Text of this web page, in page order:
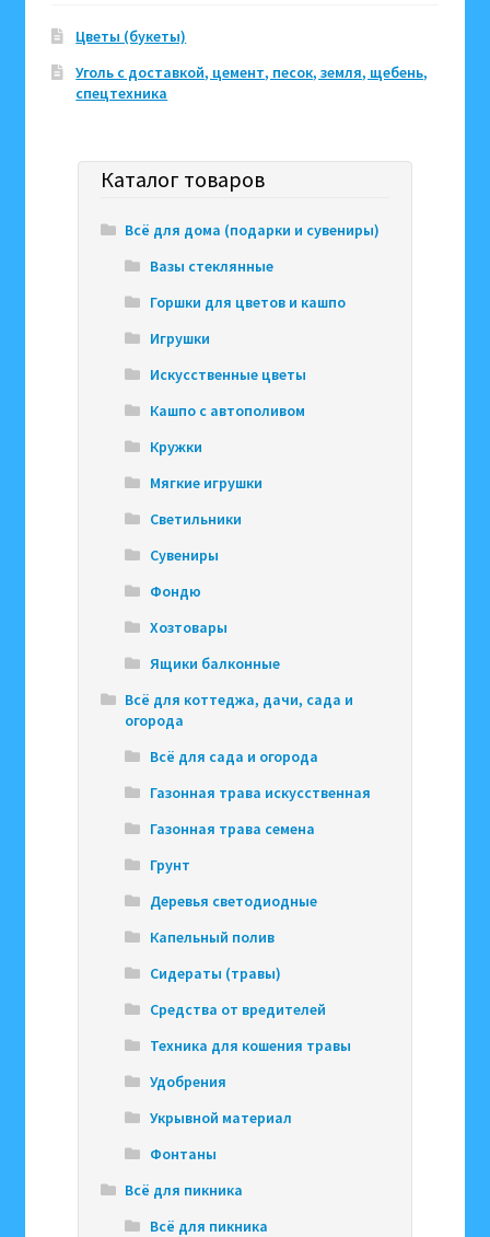
Цветы (букеты)
Уголь с доставкой, цемент, песок, земля, щебень,
спецтехника
Каталог товаров
Всё для дома (подарки и сувениры)
Вазы стеклянные
Горшки для цветов и кашпо
Игрушки
Искусственные цветы
Кашпо с автополивом
Кружки
Мягкие игрушки
Светильники
Сувениры
Фондю
Хозтовары
Ящики балконные
Всё для коттеджа, дачи, сада и
огорода
Всё для сада и огорода
Газонная трава искусственная
Газонная трава семена
Грунт
Деревья светодиодные
Капельный полив
Сидераты (травы)
Средства от вредителей
Техника для кошения травы
Удобрения
Укрывной материал
Фонтаны
Всё для пикника
Всё для пикника